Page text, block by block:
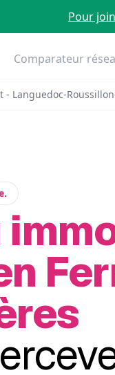
Pour
Comparateur
- Languedoc-